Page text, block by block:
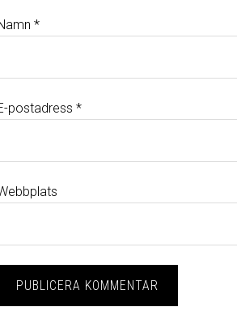
*
postadress *